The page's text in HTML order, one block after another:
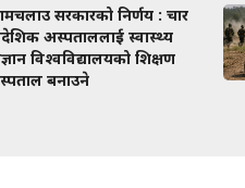
सरकारको निर्णय : चार
अस्पताललाई स्वास्थ्य
विश्वविद्यालयको शिक्षण
बनाउने